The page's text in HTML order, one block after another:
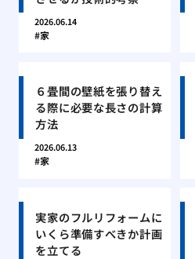
2026.06.14
家
６畳間の壁紙を張り替え
る際に必要な長さの計算
方法
2026.06.13
家
実家のフルリフォームに
いくら準備すべきか計画
を立てる